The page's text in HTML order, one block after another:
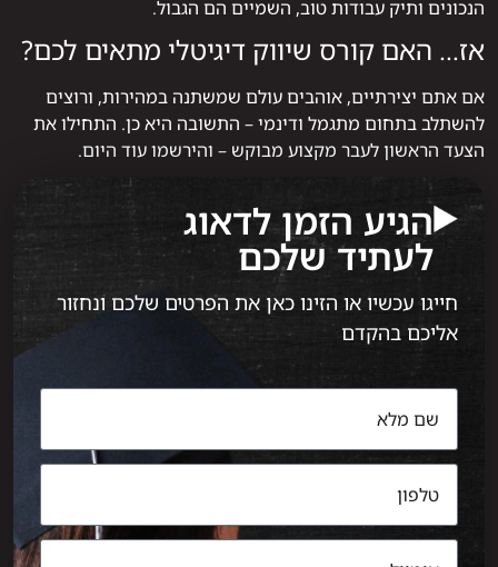
הנכונים ותיק עבודות טוב, השמיים הם הגבול.
אז… האם קורס שיווק דיגיטלי מתאים לכם?
אם אתם יצירתיים, אוהבים עולם שמשתנה במהירות, ורוצים
להשתלב בתחום מתגמל ודינמי – התשובה היא כן. התחילו את
הצעד הראשון לעבר מקצוע מבוקש – והירשמו עוד היום.
הגיע הזמן לדאוג
לעתיד שלכם
חייגו עכשיו או הזינו כאן את הפרטים שלכם ונחזור
אליכם בהקדם